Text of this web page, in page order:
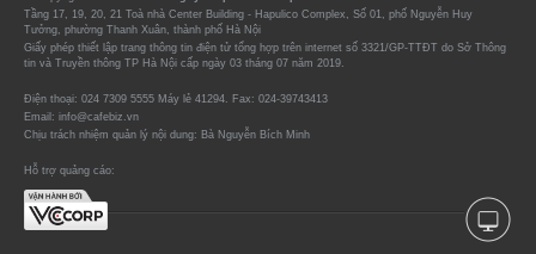
Tầng 17, 19, 20, 21 Toà nhà Center Building - Hapulico Complex, Số 01, phố Nguyễn Huy
Tưởng, phường Thanh Xuân, thành phố Hà Nội
Giấy phép thiết lập trang thông tin điện tử tổng hợp trên internet số 3321/GP-TTĐT do Sở Thông
tin và Truyền thông TP Hà Nội cấp ngày 03 tháng 07 năm 2019.
Điện thoại: 024 7309 5555 Máy lẻ 41294. Fax: 024-39743413
Email: info@cafebiz.vn
Chịu trách nhiệm quản lý nội dung: Bà Nguyễn Bích Minh
Hỗ trợ quảng cáo: